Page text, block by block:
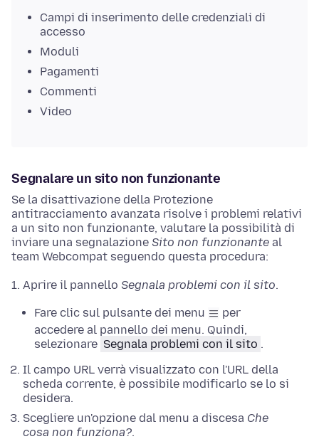
Campi di inserimento delle credenziali di
accesso
Moduli
Pagamenti
Commenti
Video
Segnalare un sito non funzionante
Se la disattivazione della Protezione
antitracciamento avanzata risolve i problemi relativi
a un sito non funzionante, valutare la possibilità di
inviare una segnalazione Sito non funzionante al
team Webcompat seguendo questa procedura:
Aprire il pannello Segnala problemi con il sito.
Fare clic sul pulsante dei menu
per
accedere al pannello dei menu. Quindi,
selezionare Segnala problemi con il sito .
Il campo URL verrà visualizzato con l'URL della
scheda corrente, è possibile modificarlo se lo si
desidera.
Scegliere un'opzione dal menu a discesa Che
cosa non funziona?.